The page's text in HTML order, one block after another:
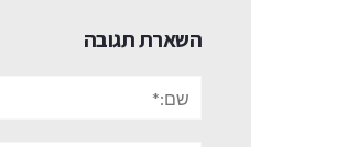
השארת תגובה